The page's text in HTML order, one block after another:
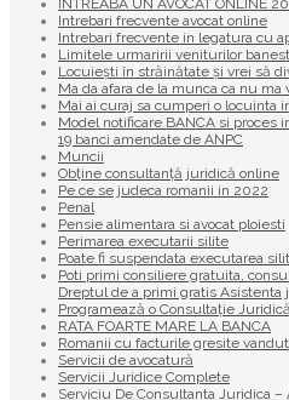
INTREABA UN AVOCAT ONLINE
Intrebari frecvente avocat online
Intrebari frecvente in legatura cu
Limitele urmaririi veniturilor
Locuiești în străinătate și vrei să
Ma da afara de la munca ca nu ma
Mai ai curaj sa cumperi o locuinta
Model notificare BANCA si proces
19 banci amendate de ANPC
Muncii
Obține consultanță juridică online
Pe ce se judeca romanii in 2022
Penal
Pensie alimentara si avocat ploiesti
Perimarea executarii silite
Poate fi suspendata executarea
Poti primi consiliere gratuita,
Dreptul de a primi gratis Asistenta
Programează o Consultație
RATA FOARTE MARE LA BANCA
Romanii cu facturile gresite
Servicii de avocatură
Servicii Juridice Complete
Serviciu De Consultanta Juridica –